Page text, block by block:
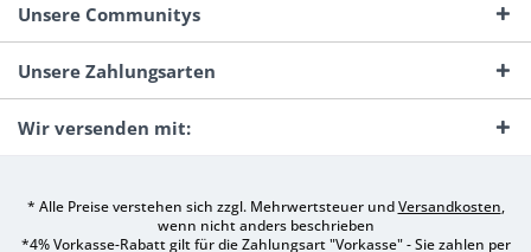
Unsere Communitys
Unsere Zahlungsarten
Wir versenden mit:
* Alle Preise verstehen sich zzgl. Mehrwertsteuer undVersandkosten,
wenn nicht anders beschrieben
*4% Vorkasse-Rabatt gilt für die Zahlungsart "Vorkasse" - Sie zahlen per